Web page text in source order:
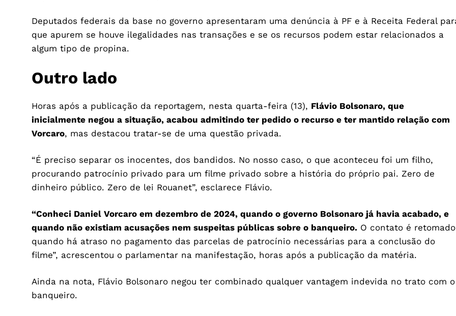
Deputados federais da base no governo apresentaram uma denúncia à PF e à Receita Federal
que apurem se houve ilegalidades nas transações e se os recursos podem estar relacionados a
algum tipo de propina.
Outro lado
Horas após a publicação da reportagem, nesta quarta-feira (13), Flávio Bolsonaro, que
inicialmente negou a situação, acabou admitindo ter pedido o recurso e ter mantido relação com
Vorcaro, mas destacou tratar-se de uma questão privada.
“É preciso separar os inocentes, dos bandidos. No nosso caso, o que aconteceu foi um filho,
procurando patrocínio privado para um filme privado sobre a história do próprio pai. Zero de
dinheiro público. Zero de lei Rouanet”, esclarece Flávio.
“Conheci Daniel Vorcaro em dezembro de 2024, quando o governo Bolsonaro já havia acabado, e
quando não existiam acusações nem suspeitas públicas sobre o banqueiro. O contato é retomado
quando há atraso no pagamento das parcelas de patrocínio necessárias para a conclusão do
filme”, acrescentou o parlamentar na manifestação, horas após a publicação da matéria.
Ainda na nota, Flávio Bolsonaro negou ter combinado qualquer vantagem indevida no trato com o
banqueiro.